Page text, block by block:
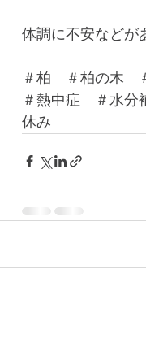
体調に不安などが
＃柏　＃柏の木
＃熱中症　＃水
休み